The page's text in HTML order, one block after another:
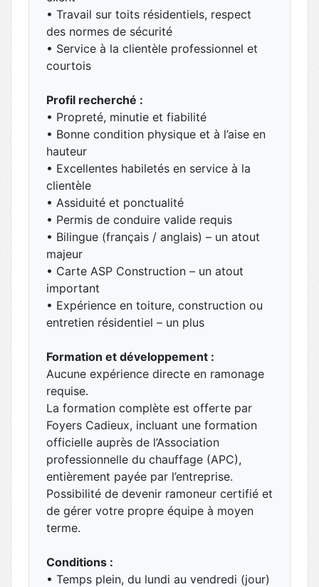
• Travail sur toits résidentiels, respect
des normes de sécurité
• Service à la clientèle professionnel et
courtois
Profil recherché :
• Propreté, minutie et fiabilité
• Bonne condition physique et à l’aise en
hauteur
• Excellentes habiletés en service à la
clientèle
• Assiduité et ponctualité
• Permis de conduire valide requis
• Bilingue (français / anglais) – un atout
majeur
• Carte ASP Construction – un atout
important
• Expérience en toiture, construction ou
entretien résidentiel – un plus
Formation et développement :
Aucune expérience directe en ramonage
requise.
La formation complète est offerte par
Foyers Cadieux, incluant une formation
officielle auprès de l’Association
professionnelle du chauffage (APC),
entièrement payée par l’entreprise.
Possibilité de devenir ramoneur certifié et
de gérer votre propre équipe à moyen
terme.
Conditions :
• Temps plein, du lundi au vendredi (jour)